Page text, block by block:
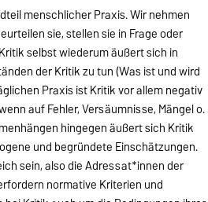
menschlicher Praxis. Wir nehmen
sie, stellen sie in Frage oder
selbst wiederum äußert sich in
der Kritik zu tun (Was ist und wird
Praxis ist Kritik vor allem negativ
auf Fehler, Versäumnisse, Mängel o.
hingegen äußert sich Kritik
und begründete Einschätzungen.
sein, also die Adressat*innen der
normative Kriterien und